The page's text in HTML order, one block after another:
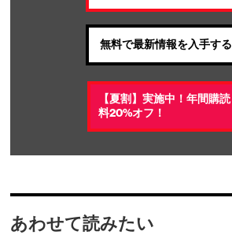
無料で最新情報を入手する
【夏割】実施中！年間購読
料20%オフ！
あわせて読みたい